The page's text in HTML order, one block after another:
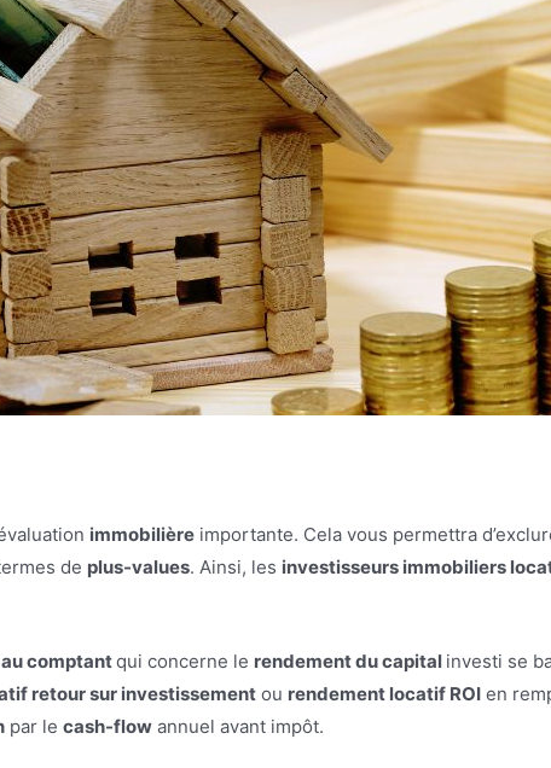
immobilière importante. Cela vous permettra
de plus-values. Ainsi, les investisseurs immobiliers
au comptantqui concerne le rendement du capital investi se
retour sur investissement ou rendement locatif ROI en
par lecash-flow annuel avant impôt.